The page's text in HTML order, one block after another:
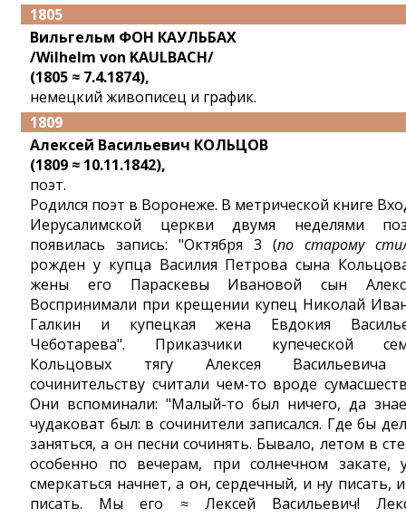
1805
Вильгельм ФОН КАУЛЬБАХ
/Wilhelm von KAULBACH/
(1805 ≈ 7.4.1874),
немецкий живописец и график.
1809
Алексей Васильевич КОЛЬЦОВ
(1809 ≈ 10.11.1842),
поэт.
Родился поэт в Воронеже. В метрической книге
Иерусалимской церкви двумя неделями
появилась запись: "Октября 3 (по старому
рожден у купца Василия Петрова сына
жены его Параскевы Ивановой сын
Воспринимали при крещении купец Николай
Галкин и купецкая жена Евдокия
Чеботарева". Приказчики купеческой
Кольцовых тягу Алексея
сочинительству считали чем-то вроде
Они вспоминали: "Малый-то был ничего, да
чудаковат был: в сочинители записался. Где бы
заняться, а он песни сочинять. Бывало, летом в
особенно по вечерам, при солнечном закате,
смеркаться начнет, а он, сердечный, и ну писать,
писать. Мы его ≈ Лексей Васильевич!